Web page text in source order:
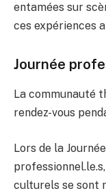
entamées sur
ces expériences
Journée
La communauté
rendez-vous
Lors de la
culturels se sont